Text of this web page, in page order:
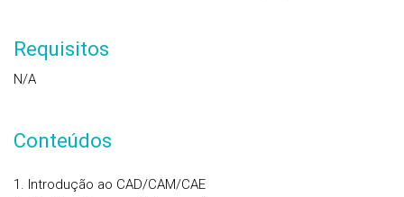
Requisitos
N/A
Conteúdos
Introdução ao CAD/CAM/CAE